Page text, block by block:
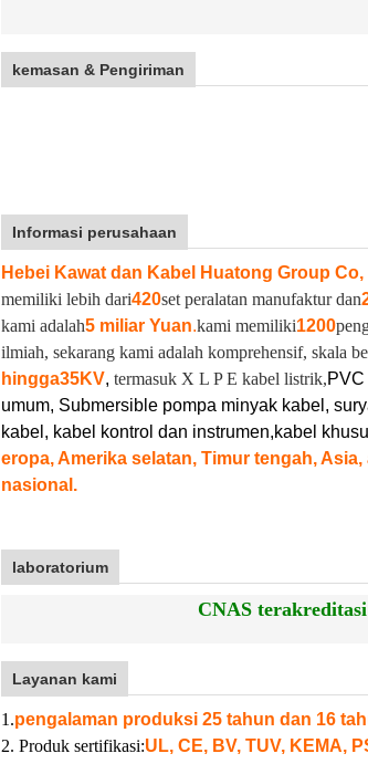
kemasan & Pengiriman
Informasi perusahaan
Hebei Kawat dan Kabel Huatong Group Co,
memiliki lebih dari420set peralatan manufaktur dan
kami adalah5 miliar Yuan.kami memiliki1200
ilmiah, sekarang kami adalah komprehensif, skala
hingga35KV, termasuk X L P E kabel listrik,
umum, Submersible pompa minyak kabel,
kabel, kabel kontrol dan instrumen,kabel
eropa, Amerika selatan, Timur tengah,
nasional.
laboratorium
CNAS
Layanan kami
1.pengalaman produksi 25 tahun dan 16
2. Produk sertifikasi:UL, CE, BV, TUV, KEMA,